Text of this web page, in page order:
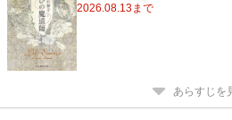
2026.08.13まで
あらすじを